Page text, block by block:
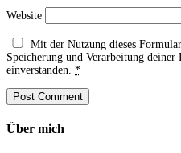
Website
Mit der Nutzung dieses
Speicherung und Verarbeitung deiner
einverstanden. *
Über mich